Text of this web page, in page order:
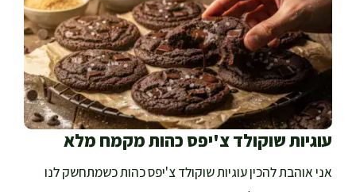
עוגיות שוקולד צ'יפס כהות מקמח מלא
אני אוהבת להכין עוגיות שוקולד צ'יפס כהות כשמתחשק לנו